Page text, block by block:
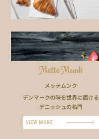
メッテムンク
デンマークの味を世界に届ける
デニッシュの名門
VIEW MORE